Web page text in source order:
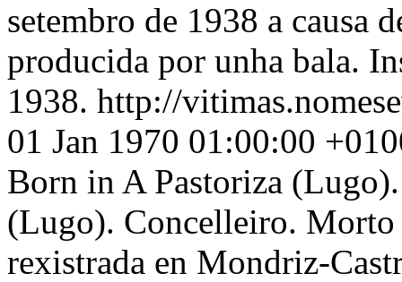
setembro de 1938 a causa
producida por unha bala.
1938. http://
01 Jan 1970 01:00:00
Born in A Pastoriza
(Lugo). Concelleiro. Morto
rexistrada en Mondriz-